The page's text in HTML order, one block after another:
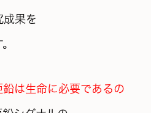
成果を
鉛は生命に必要であるの